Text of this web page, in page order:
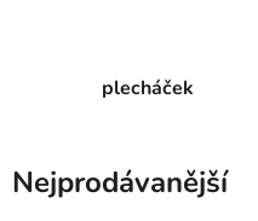
plecháček
Nejprodávanější